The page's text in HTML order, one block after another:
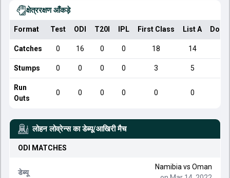
क्षेत्ररक्षण आँकड़े
Format Test ODI T20I IPL First Class List A
Catches 0 16 0 0 18 14
Stumps 0 0 0 0 3 5
Run
Outs
0 0 0 0 0 0
लोहन लोव्रेन्स का डेब्यू/आखिरी मैच
ODI MATCHES
डेब्यू
Namibia vs Oman